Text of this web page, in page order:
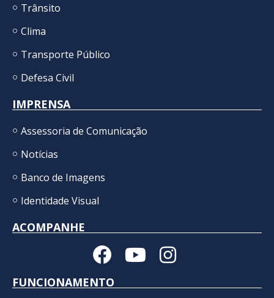
Trânsito
Clima
Transporte Público
Defesa Civil
IMPRENSA
Assessoria de Comunicação
Notícias
Banco de Imagens
Identidade Visual
ACOMPANHE
FUNCIONAMENTO